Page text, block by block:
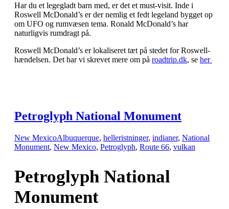
Har du et legegladt barn med, er det et must-visit. Inde i
Roswell McDonald’s er der nemlig et fedt legeland bygget op
om UFO og rumvæsen tema. Ronald McDonald’s har
naturligvis rumdragt på.
Roswell McDonald’s er lokaliseret tæt på stedet for Roswell-
hændelsen. Det har vi skrevet mere om på roadtrip.dk, se her
Petroglyph National Monument
New MexicoAlbuquerque, helleristninger, indianer, National
Monument, New Mexico, Petroglyph, Route 66, vulkan
Petroglyph National
Monument